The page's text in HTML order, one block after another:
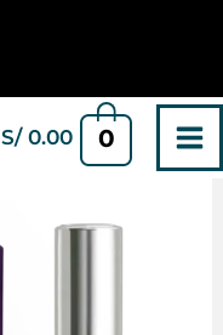
S/0.00 0